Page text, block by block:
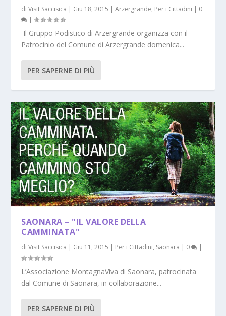
diVisit Saccisica | Giu 18, 2015 |Arzergrande, Per i Cittadini | 0
|
Il Gruppo Podistico di Arzergrande organizza con il
Patrocinio del Comune di Arzergrande domenica...
PER SAPERNE DI PIÙ
SAONARA – "IL VALORE DELLA
CAMMINATA"
diVisit Saccisica | Giu 11, 2015 | Per i Cittadini, Saonara | 0 |
L’Associazione MontagnaViva di Saonara, patrocinata
dal Comune di Saonara, in collaborazione...
PER SAPERNE DI PIÙ